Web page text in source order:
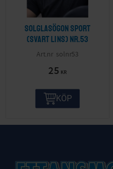
Solglasögon sport
(svart lins) nr.53
solnr53
25 KR
KÖP